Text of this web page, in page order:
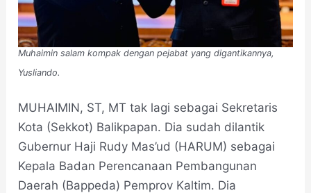
Muhaimin salam kompak dengan pejabat yang digantikannya,
Yusliando.
MUHAIMIN, ST, MT tak lagi sebagai Sekretaris
Kota (Sekkot) Balikpapan. Dia sudah dilantik
Gubernur Haji Rudy Mas’ud (HARUM) sebagai
Kepala Badan Perencanaan Pembangunan
Daerah (Bappeda) Pemprov Kaltim. Dia